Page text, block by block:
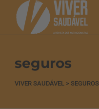
seguros
VIVER SAUDÁVEL > SEGUROS